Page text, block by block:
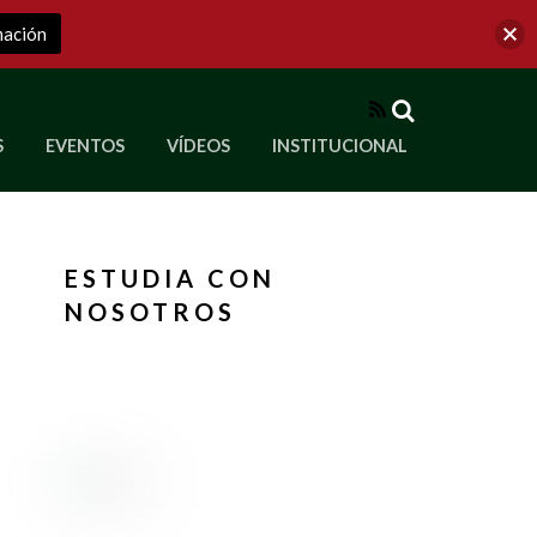
RSS
EVENTOS VÍDEOS INSTITUCIONAL
ESTUDIA CON
NOSOTROS